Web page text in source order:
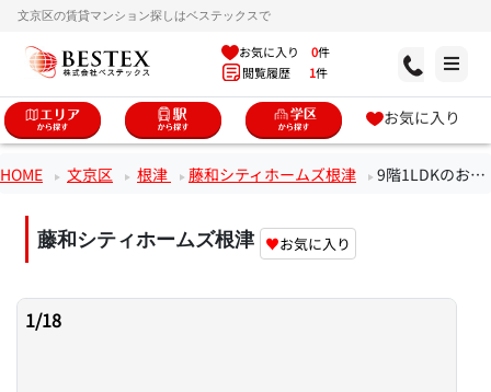
文京区の賃貸マンション探しはベステックスで
お気に入り 0件
閲覧履歴 1件
お気に入り
HOME 文京区 根津 藤和シティホームズ根津 9階1LDKのお部屋
藤和シティホームズ根津 ♥お気に入り
1/18